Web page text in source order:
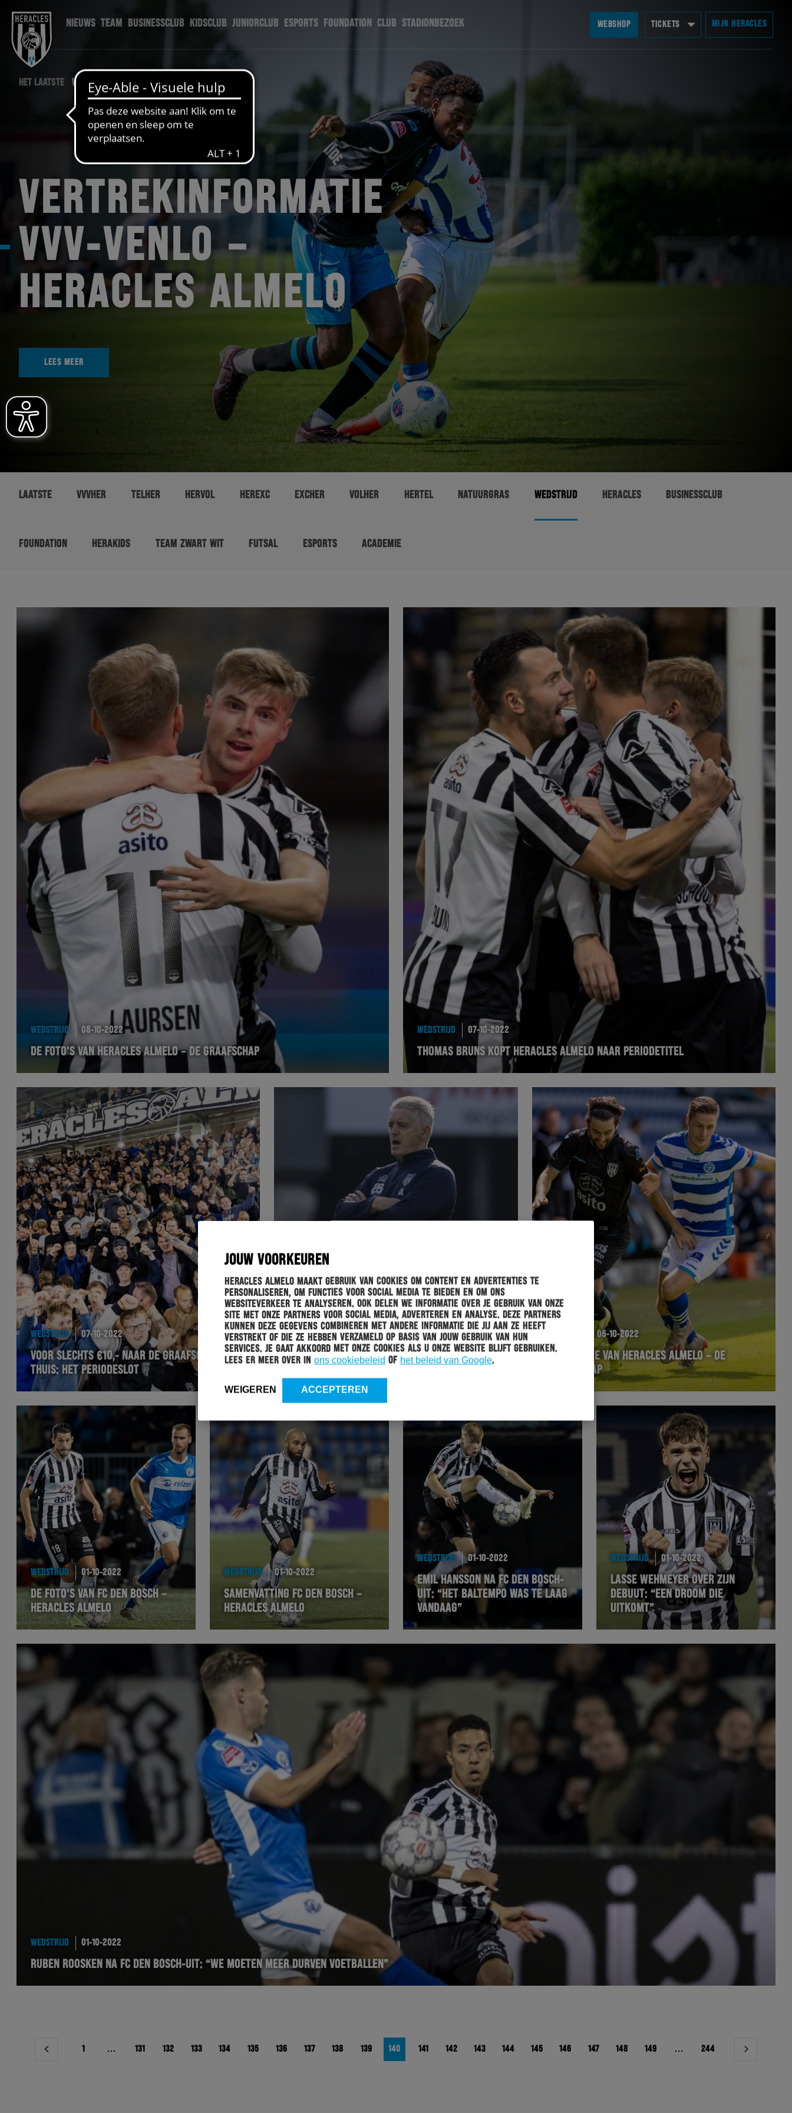
JOUW VOORKEUREN
Heracles Almelo maakt gebruik van cookies om content en advertenties te
personaliseren, om functies voor social media te bieden en om ons
websiteverkeer te analyseren. Ook delen we informatie over je gebruik van onze
site met onze partners voor social media, adverteren en analyse. Deze partners
kunnen deze gegevens combineren met andere informatie die jij aan ze heeft
verstrekt of die ze hebben verzameld op basis van jouw gebruik van hun
services. Je gaat akkoord met onze cookies als u onze website blijft gebruiken.
Lees er meer over in ons cookiebeleid of het beleid van Google.
WEIGEREN ACCEPTEREN
NIEUWS TEAM BUSINESSCLUB KIDSCLUB JUNIORCLUB ESPORTS FOUNDATION CLUB STADIONBEZOEK WEBSHOP TICKETS MIJN HERACLES
HET LAATSTE WEDSTRIJD NIEUWS
VERTREKINFORMATIE
VVV-VENLO –
HERACLES ALMELO
LEES MEER
LAATSTE VVVHER TELHER HERVOL HEREXC EXCHER VOLHER HERTEL NATUURGRAS WEDSTRIJD HERACLES BUSINESSCLUB
FOUNDATION HERAKIDS TEAM ZWART WIT FUTSAL ESPORTS ACADEMIE
WEDSTRIJD 08-10-2022
DE FOTO’S VAN HERACLES ALMELO – DE GRAAFSCHAP
WEDSTRIJD 07-10-2022
THOMAS BRUNS KOPT HERACLES ALMELO NAAR PERIODETITEL
WEDSTRIJD 07-10-2022
VOOR SLECHTS €10,- NAAR DE GRAAFSCHAP-
THUIS: HET PERIODESLOT
WEDSTRIJD 06-10-2022
LAMMERS: “WE MOETEN DE WEDSTRIJD
05-10-2022
DE HISTORIE VAN HERACLES ALMELO – DE
GRAAFSCHAP
WEDSTRIJD 01-10-2022
DE FOTO’S VAN FC DEN BOSCH –
HERACLES ALMELO
WEDSTRIJD 01-10-2022
SAMENVATTING FC DEN BOSCH –
HERACLES ALMELO
WEDSTRIJD 01-10-2022
EMIL HANSSON NA FC DEN BOSCH-
UIT: “HET BALTEMPO WAS TE LAAG
VANDAAG”
WEDSTRIJD 01-10-2022
LASSE WEHMEYER OVER ZIJN
DEBUUT: “EEN DROOM DIE
UITKOMT”
WEDSTRIJD 01-10-2022
RUBEN ROOSKEN NA FC DEN BOSCH-UIT: “WE MOETEN MEER DURVEN VOETBALLEN”
Berichtnavigatie
1 … 131 132 133 134 135 136 137 138 139 140 141 142 143 144 145 146 147 148 149 … 244